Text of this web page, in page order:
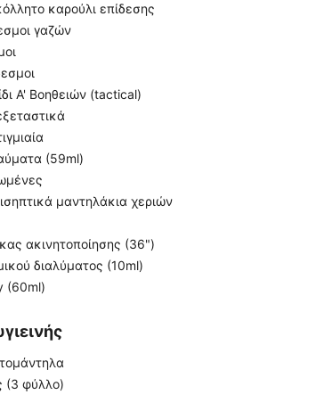
καρούλι επίδεσης
γαζών
Α' Βοηθειών (tactical)
(59ml)
μαντηλάκια χεριών
ακινητοποίησης (36")
διαλύματος (10ml)
(60ml)
(3 φύλλο)